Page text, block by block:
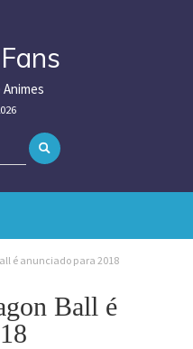
é anunciado para 2018
Ball é